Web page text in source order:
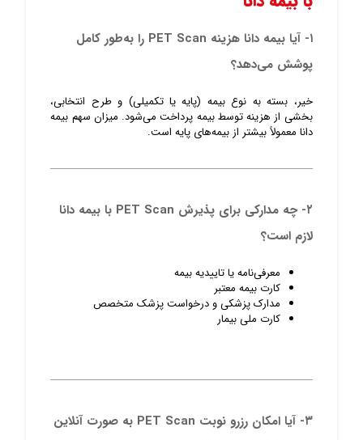
۱- آیا بیمه دانا هزینه PET Scan را به‌طور کامل
پوشش می‌دهد؟
خیر، بسته به نوع بیمه (پایه یا تکمیلی) و طرح انتخابی،
بخشی از هزینه توسط بیمه پرداخت می‌شود. میزان سهم بیمه
دانا معمولاً بیشتر از بیمه‌های پایه است.
۲- چه مدارکی برای پذیرش PET Scan با بیمه دانا
لازم است؟
معرفی‌نامه یا تاییدیه بیمه
کارت بیمه معتبر
مدارک پزشکی و درخواست پزشک متخصص
کارت ملی بیمار
۳- آیا امکان رزرو نوبت PET Scan به صورت آنلاین